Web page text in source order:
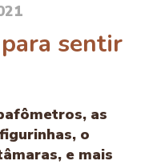
sentir
as
o
e mais